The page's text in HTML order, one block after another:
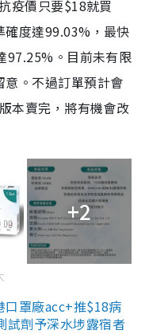
疫價只要$18就買
確度達99.03%，最快
97.25%。目前未有限
。不過訂單預計會
本賣完，將有機會改
+2
口罩廠acc+推$18病
試劑予深水埗露宿者